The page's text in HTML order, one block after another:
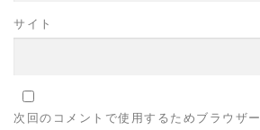
サイト
次回のコメントで使用するためブラウザ